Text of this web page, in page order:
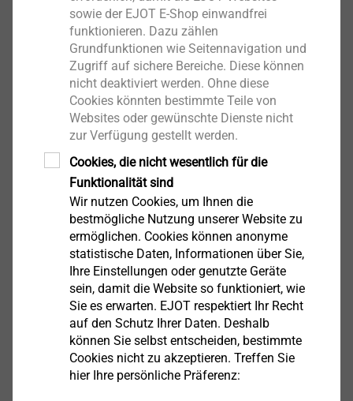
Downloads
Deutsch
Deutsch (CH)
DoP ETA-04/0064.pdf 1008 KB
DoP ETA-15/0231.pdf 1 MB
Englisch
Italienisch
Französisch
Bitte beachten Sie: WDVS-Produkte sind nur
über Systemanbieter zu beziehen
sowie der EJOT E-Shop einwandfrei
funktionieren. Dazu zählen
Grundfunktionen wie Seitennavigation und
Zugriff auf sichere Bereiche. Diese können
nicht deaktiviert werden. Ohne diese
Cookies könnten bestimmte Teile von
Websites oder gewünschte Dienste nicht
zur Verfügung gestellt werden.
Cookies, die nicht wesentlich für die
Funktionalität sind
Wir nutzen Cookies, um Ihnen die
bestmögliche Nutzung unserer Website zu
ermöglichen. Cookies können anonyme
statistische Daten, Informationen über Sie,
Ihre Einstellungen oder genutzte Geräte
sein, damit die Website so funktioniert, wie
Sie es erwarten. EJOT respektiert Ihr Recht
auf den Schutz Ihrer Daten. Deshalb
können Sie selbst entscheiden, bestimmte
Cookies nicht zu akzeptieren. Treffen Sie
hier Ihre persönliche Präferenz: